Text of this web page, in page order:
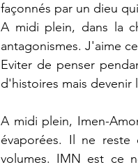
façonnés par un dieu
A midi plein, dans la
antagonismes. J'aime
Eviter de penser
d'histoires mais devenir
A midi plein, Imen-
évaporées. Il ne
volumes. IMN est ce